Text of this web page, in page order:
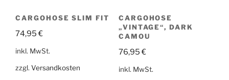
CARGOHOSE SLIM FIT
74,95€
inkl. MwSt.
zzgl. Versandkosten
CARGOHOSE
„VINTAGE“, DARK
CAMOU
76,95€
inkl. MwSt.